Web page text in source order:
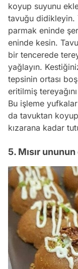
koyup suyunu
tavuğu didikleyin.
parmak eninde
eninde kesin.
bir tencerede
yağlayın.
tepsinin ortası
eritilmiş
Bu işleme
da tavuktan
kızarana kadar
5. Mısır